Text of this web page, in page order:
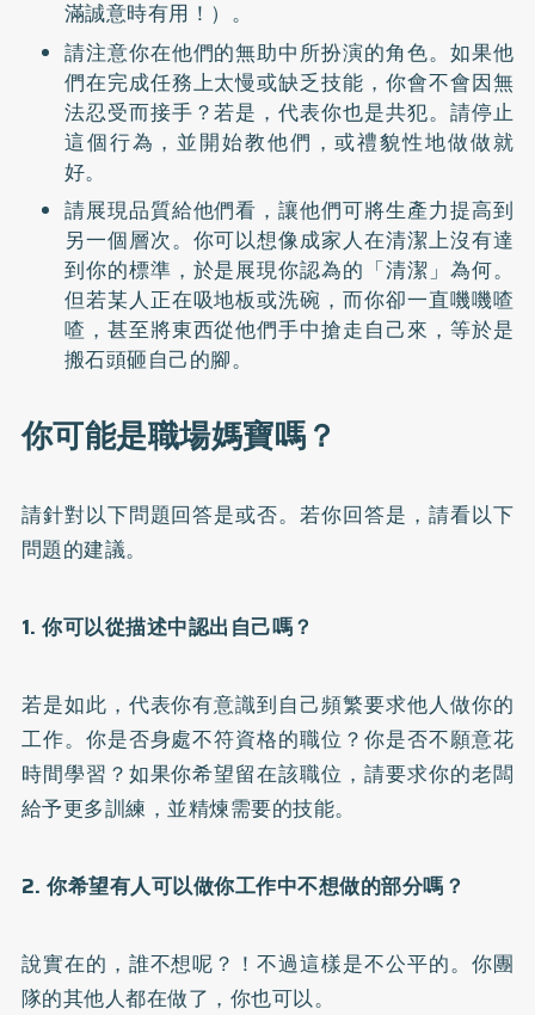
滿誠意時有用！）。
請注意你在他們的無助中所扮演的角色。如果他
們在完成任務上太慢或缺乏技能，你會不會因無
法忍受而接手？若是，代表你也是共犯。請停止
這個行為，並開始教他們，或禮貌性地做做就
好。
請展現品質給他們看，讓他們可將生產力提高到
另一個層次。你可以想像成家人在清潔上沒有達
到你的標準，於是展現你認為的「清潔」為何。
但若某人正在吸地板或洗碗，而你卻一直嘰嘰喳
喳，甚至將東西從他們手中搶走自己來，等於是
搬石頭砸自己的腳。
你可能是職場媽寶嗎？
請針對以下問題回答是或否。若你回答是，請看以下
問題的建議。
1. 你可以從描述中認出自己嗎？
若是如此，代表你有意識到自己頻繁要求他人做你的
工作。你是否身處不符資格的職位？你是否不願意花
時間學習？如果你希望留在該職位，請要求你的老闆
給予更多訓練，並精煉需要的技能。
2. 你希望有人可以做你工作中不想做的部分嗎？
說實在的，誰不想呢？！不過這樣是不公平的。你團
隊的其他人都在做了，你也可以。